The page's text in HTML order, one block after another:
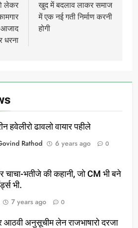
लेकर
आजाद
धरना
खुद में बदलाव लाकर समाज
में एक नई गती निर्माण करनी
होगी
हवेलीरो ढावलो वायार पहीले
Rathod
6 years ago 0
चाचा-भतीजे की कहानी, जो CM भी बने
भी.
7 years ago 0
आठवी अनुसूचीम लेन राजभाषारो दरजा